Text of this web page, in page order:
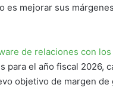
es mejorar sus
de relaciones con
para el año fiscal 2026,
objetivo de margen de